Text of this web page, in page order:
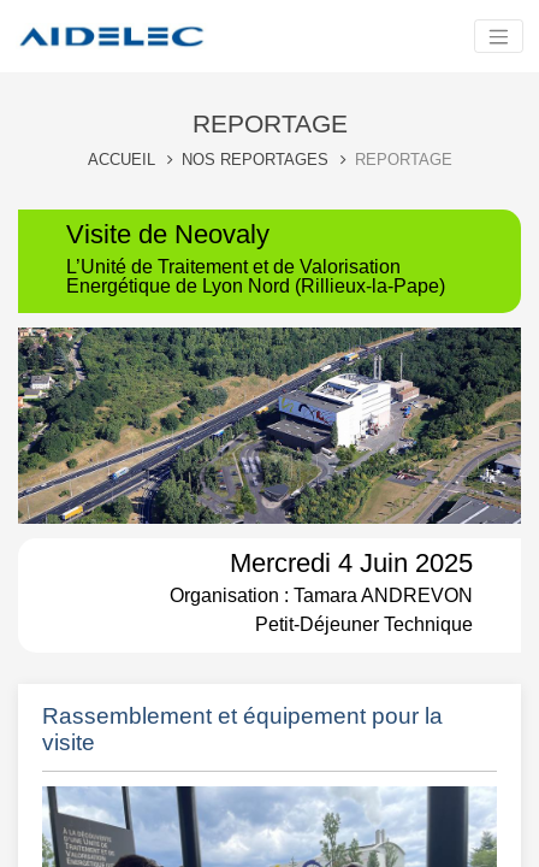
REPORTAGE
ACCUEIL NOS REPORTAGES REPORTAGE
Visite de Neovaly
L’Unité de Traitement et de Valorisation
Energétique de Lyon Nord (Rillieux-la-Pape)
Mercredi 4 Juin 2025
Organisation : Tamara ANDREVON
Petit-Déjeuner Technique
Rassemblement et équipement pour la
visite